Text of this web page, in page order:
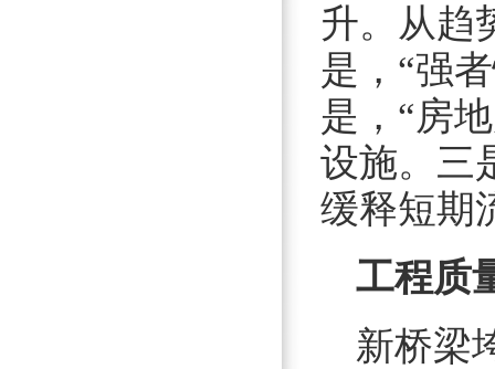
升。从趋
是，“强
是，“房
设施。三
缓释短期
工程质
新桥梁